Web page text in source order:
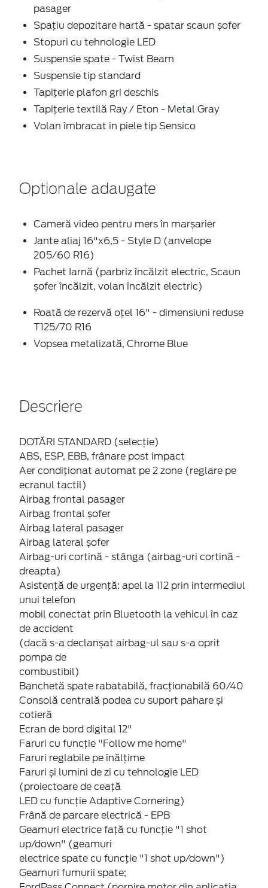
pasager
Spațiu depozitare hartă - spatar scaun șofer
Stopuri cu tehnologie LED
Suspensie spate - Twist Beam
Suspensie tip standard
Tapițerie plafon gri deschis
Tapiţerie textilă Ray / Eton - Metal Gray
Volan îmbracat in piele tip Sensico
Optionale adaugate
Cameră video pentru mers în marșarier
Jante aliaj 16"x6,5 - Style D (anvelope
205/60 R16)
Pachet Iarnă (parbriz încălzit electric, Scaun
șofer încălzit, volan încălzit electric)
Roată de rezervă oțel 16" - dimensiuni reduse
T125/70 R16
Vopsea metalizată, Chrome Blue
Descriere
DOTĂRI STANDARD (selecție)
ABS, ESP, EBB, frânare post impact
Aer condiționat automat pe 2 zone (reglare pe
ecranul tactil)
Airbag frontal pasager
Airbag frontal șofer
Airbag lateral pasager
Airbag lateral șofer
Airbag-uri cortină - stânga (airbag-uri cortină -
dreapta)
Asistență de urgență: apel la 112 prin intermediul
unui telefon
mobil conectat prin Bluetooth la vehicul în caz
de accident
(dacă s-a declanșat airbag-ul sau s-a oprit
pompa de
combustibil)
Banchetă spate rabatabilă, fracționabilă 60/40
Consolă centrală podea cu suport pahare și
cotieră
Ecran de bord digital 12"
Faruri cu funcție "Follow me home"
Faruri reglabile pe înălțime
Faruri și lumini de zi cu tehnologie LED
(proiectoare de ceață
LED cu funcție Adaptive Cornering)
Frână de parcare electrică - EPB
Geamuri electrice față cu funcție "1 shot
up/down" (geamuri
electrice spate cu funcție "1 shot up/down")
Geamuri fumurii spate;